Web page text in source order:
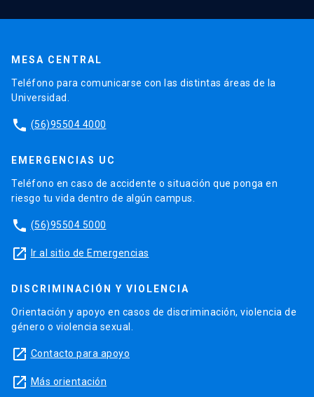
MESA CENTRAL
Teléfono para comunicarse con las distintas áreas de la
Universidad.
phone (56)95504 4000
EMERGENCIAS UC
Teléfono en caso de accidente o situación que ponga en
riesgo tu vida dentro de algún campus.
phone (56)95504 5000
launch Ir al sitio de Emergencias
DISCRIMINACIÓN Y VIOLENCIA
Orientación y apoyo en casos de discriminación, violencia de
género o violencia sexual.
launch Contacto para apoyo
launch Más orientación